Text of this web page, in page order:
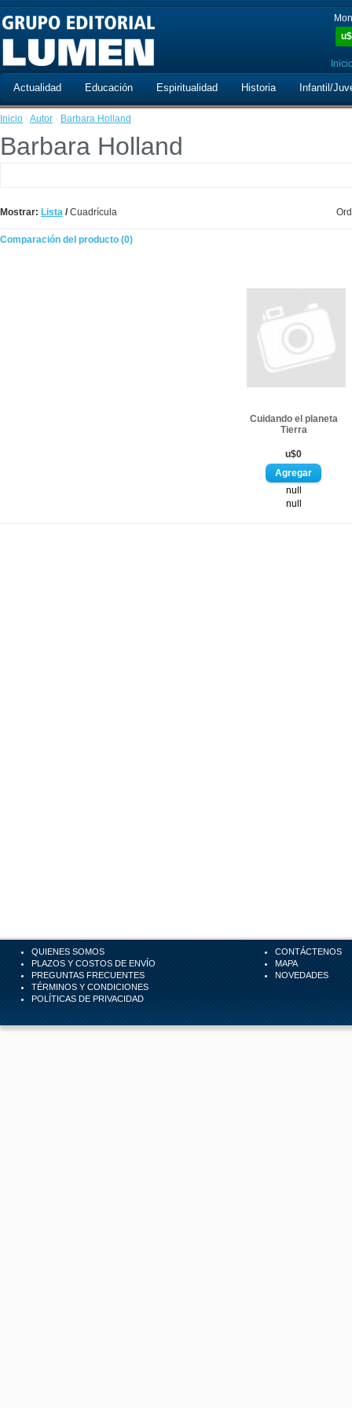
u$
Actualidad Educación Espiritualidad Historia Infantil/
Inicio · Autor · Barbara Holland
Barbara Holland
Mostrar: Lista /Cuadrícula
Comparación del producto (0)
Cuidando el planeta
Tierra
u$0
null
null
QUIENES SOMOS
PLAZOS Y COSTOS DE ENVÍO
PREGUNTAS FRECUENTES
TÉRMINOS Y CONDICIONES
POLÍTICAS DE PRIVACIDAD
CONTÁCTENOS
MAPA
NOVEDADES